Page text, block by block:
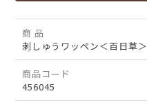
商 品
刺しゅうワッペン＜百日草＞
商品コード
456045